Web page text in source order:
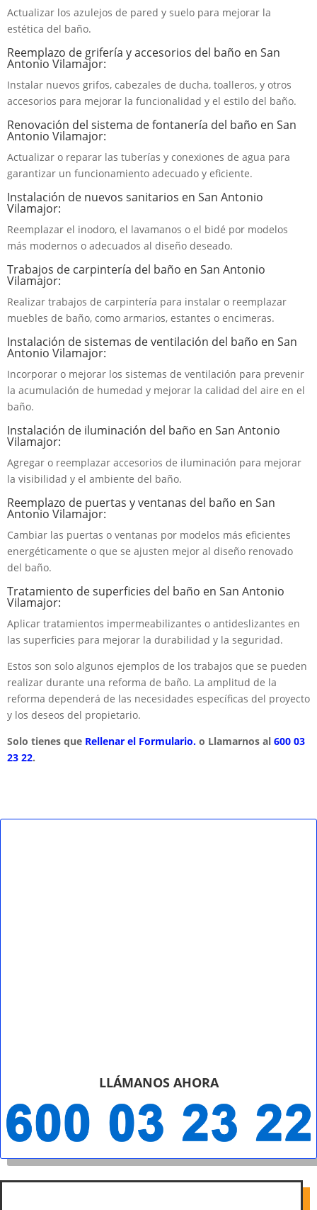
Actualizar los azulejos de pared y suelo para mejorar la
estética del baño.
Reemplazo de grifería y accesorios del baño en San
Antonio Vilamajor:
Instalar nuevos grifos, cabezales de ducha, toalleros, y otros
accesorios para mejorar la funcionalidad y el estilo del baño.
Renovación del sistema de fontanería del baño en San
Antonio Vilamajor:
Actualizar o reparar las tuberías y conexiones de agua para
garantizar un funcionamiento adecuado y eficiente.
Instalación de nuevos sanitarios en San Antonio
Vilamajor:
Reemplazar el inodoro, el lavamanos o el bidé por modelos
más modernos o adecuados al diseño deseado.
Trabajos de carpintería del baño en San Antonio
Vilamajor:
Realizar trabajos de carpintería para instalar o reemplazar
muebles de baño, como armarios, estantes o encimeras.
Instalación de sistemas de ventilación del baño en San
Antonio Vilamajor:
Incorporar o mejorar los sistemas de ventilación para prevenir
la acumulación de humedad y mejorar la calidad del aire en el
baño.
Instalación de iluminación del baño en San Antonio
Vilamajor:
Agregar o reemplazar accesorios de iluminación para mejorar
la visibilidad y el ambiente del baño.
Reemplazo de puertas y ventanas del baño en San
Antonio Vilamajor:
Cambiar las puertas o ventanas por modelos más eficientes
energéticamente o que se ajusten mejor al diseño renovado
del baño.
Tratamiento de superficies del baño en San Antonio
Vilamajor:
Aplicar tratamientos impermeabilizantes o antideslizantes en
las superficies para mejorar la durabilidad y la seguridad.
Estos son solo algunos ejemplos de los trabajos que se pueden
realizar durante una reforma de baño. La amplitud de la
reforma dependerá de las necesidades específicas del proyecto
y los deseos del propietario.
Solo tienes que Rellenar el Formulario. o Llamarnos al 600 03
23 22.
LLÁMANOS AHORA